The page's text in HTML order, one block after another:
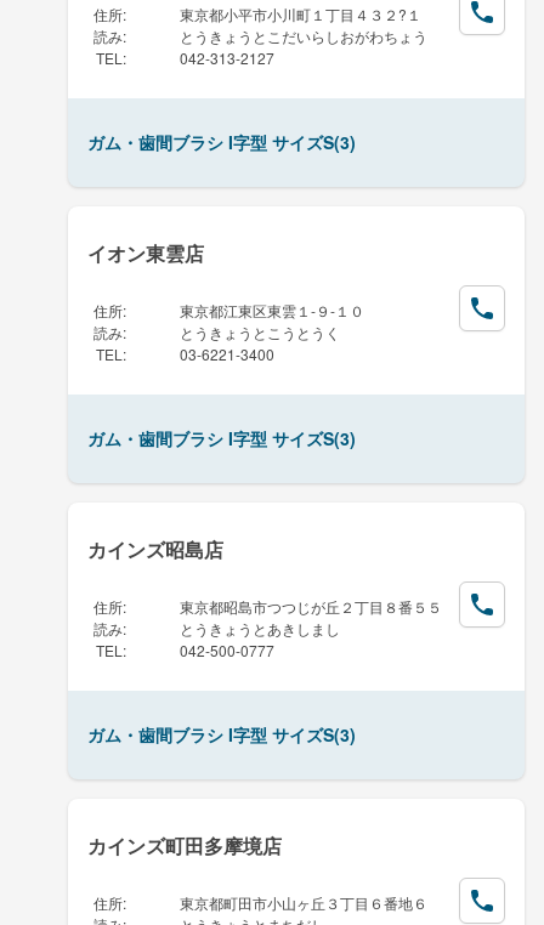
住所:
東京都小平市小川町１丁目４３２?１
読み:
とうきょうとこだいらしおがわちょう
TEL : 042-313-2127
ガム・歯間ブラシ I字型 サイズS(3)
イオン東雲店
住所:
東京都江東区東雲１-９-１０
読み:
とうきょうとこうとうく
TEL : 03-6221-3400
ガム・歯間ブラシ I字型 サイズS(3)
カインズ昭島店
住所:
東京都昭島市つつじが丘２丁目８番５５
読み:
とうきょうとあきしまし
TEL : 042-500-0777
ガム・歯間ブラシ I字型 サイズS(3)
カインズ町田多摩境店
住所:
東京都町田市小山ヶ丘３丁目６番地６